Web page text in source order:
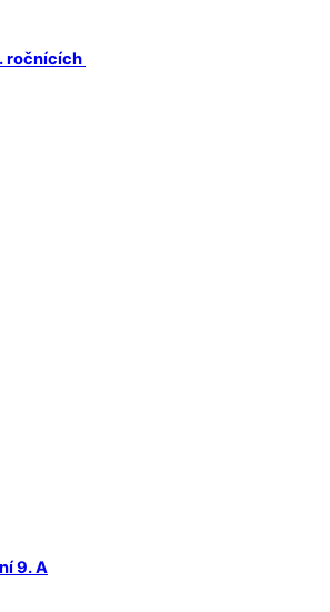
ročnících
9. A